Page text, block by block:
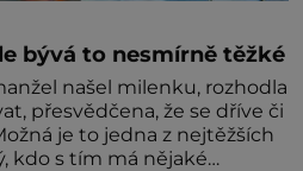
bývá to nesmírně těžké
našel milenku, rozhodla
přesvědčena, že se dříve či
je to jedna z nejtěžších
kdo s tím má nějaké